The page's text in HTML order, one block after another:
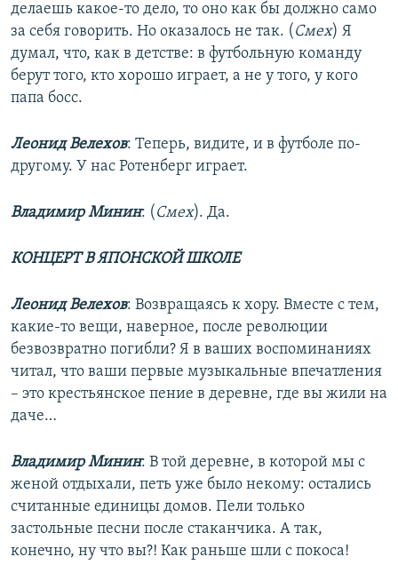
делаешь какое-то дело, то оно как бы должно само
за себя говорить. Но оказалось не так. ( Смех) Я
думал, что, как в детстве: в футбольную команду
берут того, кто хорошо играет, а не у того, у кого
папа босс.
Леонид Велехов: Теперь, видите, и в футболе по-
другому. У нас Ротенберг играет.
Владимир Минин: ( Смех). Да.
КОНЦЕРТ В ЯПОНСКОЙ ШКОЛЕ
Леонид Велехов: Возвращаясь к хору. Вместе с тем,
какие-то вещи, наверное, после революции
безвозвратно погибли? Я в ваших воспоминаниях
читал, что ваши первые музыкальные впечатления
– это крестьянское пение в деревне, где вы жили на
даче…
Владимир Минин: В той деревне, в которой мы с
женой отдыхали, петь уже было некому: остались
считанные единицы домов. Пели только
застольные песни после стаканчика. А так,
конечно, ну что вы?! Как раньше шли с покоса!